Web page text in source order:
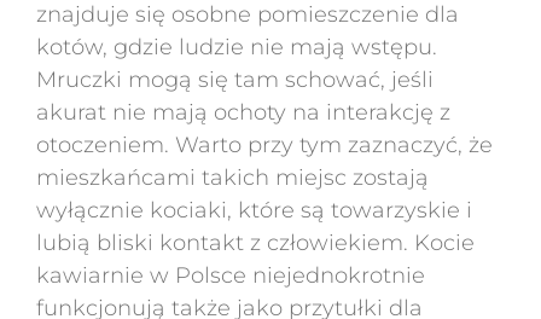
znajduje się osobne pomieszczenie dla
kotów, gdzie ludzie nie mają wstępu.
Mruczki mogą się tam schować, jeśli
akurat nie mają ochoty na interakcję z
otoczeniem. Warto przy tym zaznaczyć, że
mieszkańcami takich miejsc zostają
wyłącznie kociaki, które są towarzyskie i
lubią bliski kontakt z człowiekiem. Kocie
kawiarnie w Polsce niejednokrotnie
funkcjonują także jako przytułki dla